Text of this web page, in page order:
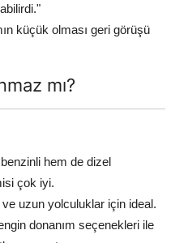
küçük olması geri görüşü
mı?
hem de dizel
çok iyi.
uzun yolculuklar için ideal.
donanım seçenekleri ile